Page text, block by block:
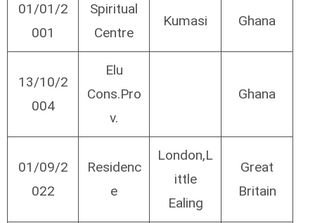
01/01/2
001
Spiritual
Centre
Kumasi Ghana
13/10/2
004
Elu
Cons.Pro
v.
Ghana
01/09/2
022
Residenc
e
London,L
ittle
Ealing
Great
Britain